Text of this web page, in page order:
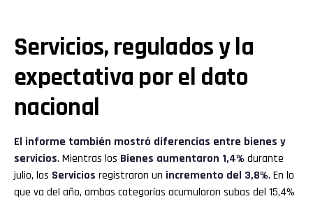
Servicios, regulados y la
expectativa por el dato
nacional
El informe también mostró diferencias entre bienes y
servicios. Mientras los Bienes aumentaron 1,4% durante
julio, los Servicios registraron un incremento del 3,8%. En lo
que va del año, ambas categorías acumularon subas del 15,4%